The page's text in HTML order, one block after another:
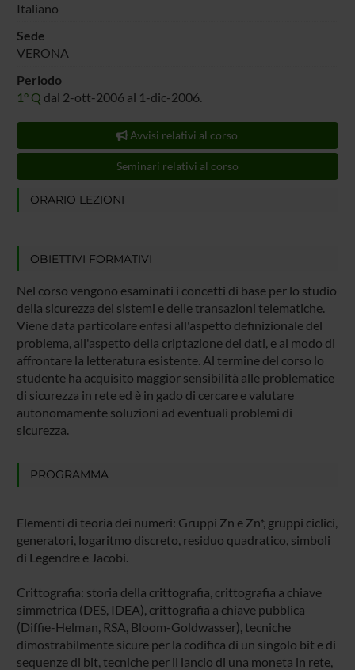
Italiano
Sede
VERONA
Periodo
1° Q dal 2-ott-2006 al 1-dic-2006.
Avvisi relativi al corso
Seminari relativi al corso
ORARIO LEZIONI
OBIETTIVI FORMATIVI
Nel corso vengono esaminati i concetti di base per lo studio
della sicurezza dei sistemi e delle transazioni telematiche.
Viene data particolare enfasi all'aspetto definizionale del
problema, all'aspetto della criptazione dei dati, e al modo di
affrontare la letteratura esistente. Al termine del corso lo
studente ha acquisito maggior sensibilità alle problematice
di sicurezza in rete ed è in gado di cercare e valutare
autonomamente soluzioni ad eventuali problemi di
sicurezza.
PROGRAMMA
Elementi di teoria dei numeri: Gruppi Zn e Zn*, gruppi ciclici,
generatori, logaritmo discreto, residuo quadratico, simboli
di Legendre e Jacobi.
Crittografia: storia della crittografia, crittografia a chiave
simmetrica (DES, IDEA), crittografia a chiave pubblica
(Diffie-Helman, RSA, Bloom-Goldwasser), tecniche
dimostrabilmente sicure per la codifica di un singolo bit e di
sequenze di bit, tecniche per il lancio di una moneta in rete,